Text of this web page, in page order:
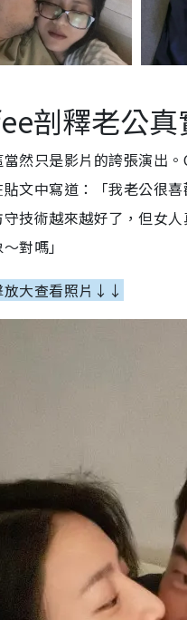
剖釋老公真
當然只是影片的誇張演出
文中寫道：「我老公很
技術越來越好了，但女
對嗎」
大查看照片↓↓